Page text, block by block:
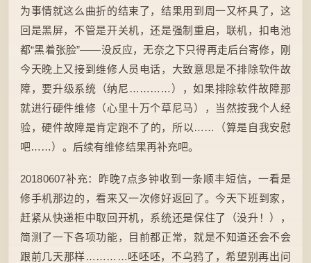
为事情就这么曲折的结束了，结果用到周一又杯具了，这
回是黑屏，不管是开关机，还是强制重启，联机，扣电池
都“黑着张脸”——没反应，无奈之下只得再走后台寄修，刚
今天晚上又接到维修人员电话，大致意思是不排除软件故
障，要升级系统（纳尼…………），如果排除软件故障那
就进行硬件维修（心里十万个草尼马），当然按我个人经
验，硬件故障是肯定跑不了的，所以……（算是自我安慰
吧……）。后续有维修结果再补充吧。
20180607补充：昨晚7点多钟收到一条顺丰短信，一看是
修手机那边的，看来又一次修好返回了。今天下班到家，
赶紧从快递柜中取回开机，系统还是保住了（没升！），
简测了一下各项功能，目前都正常，就是不知道还会不会
跟前几天那样…………呸呸呸，不乌鸦了，希望别再出问